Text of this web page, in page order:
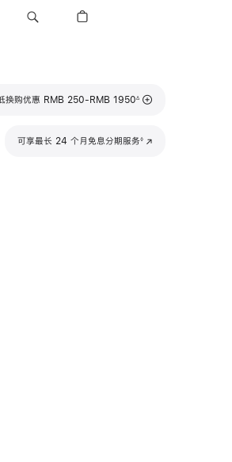
换购优惠 RMB 250-RMB 1950注
∆
可享最长 24 个月免息分期服务注
◊
(在